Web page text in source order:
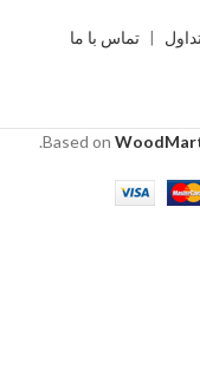
تماس با ما
Based on
.